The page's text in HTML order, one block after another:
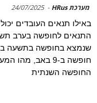
מערכת HRus -
24/07/2025
באילו תנאים העובדים
התנאים לחופשה בערב
שנמצא בחופשה בתשעה
החופשה השנתית